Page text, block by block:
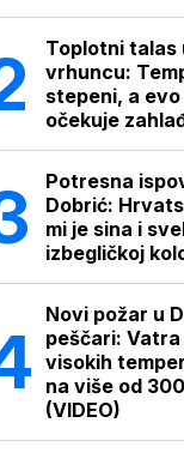
Toplotni talas
vrhuncu:
stepeni, a
očekuje
Potresna
Dobrić:
mi je sina i
izbegličkoj
Novi požar u
peščari:
visokih
na više od
(VIDEO)